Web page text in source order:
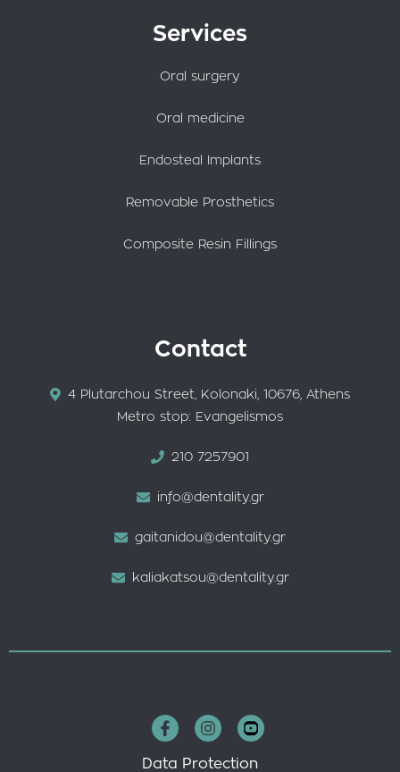
Services
Oral surgery
Oral medicine
Endosteal Implants
Removable Prosthetics
Composite Resin Fillings
Contact
4 Plutarchou Street, Kolonaki, 10676, Athens
Metro stop: Evangelismos
210 7257901
info@dentality.gr
gaitanidou@dentality.gr
kaliakatsou@dentality.gr
Data Protection